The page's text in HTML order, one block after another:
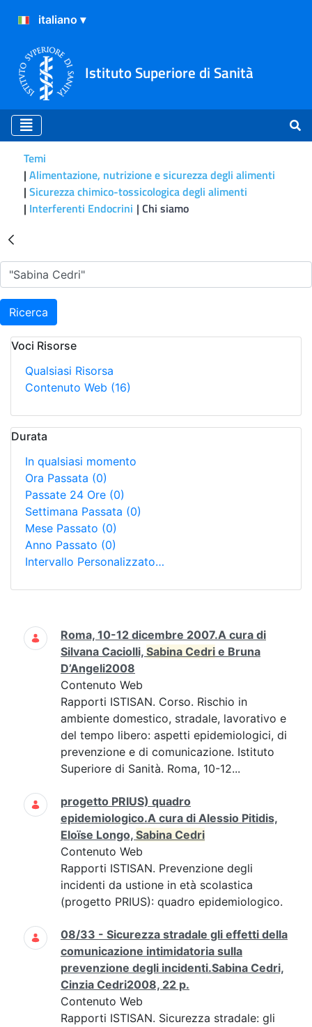
Istituto Superiore di Sanità
Temi
Alimentazione, nutrizione e sicurezza degli alimenti
Sicurezza chimico-tossicologica degli alimenti
Interferenti Endocrini Chi siamo
Risultati della Ricerca -
Ricerca
Voci Risorse
Qualsiasi Risorsa
Contenuto Web (16)
Durata
In qualsiasi momento
Ora Passata (0)
Passate 24 Ore (0)
Settimana Passata (0)
Mese Passato (0)
Anno Passato (0)
Intervallo Personalizzato…
Ricerca
Roma, 10-12 dicembre 2007.A cura di
Silvana Caciolli, Sabina Cedri e Bruna
D’Angeli2008
Contenuto Web
Rapporti ISTISAN. Corso. Rischio in
ambiente domestico, stradale, lavorativo e
del tempo libero: aspetti epidemiologici, di
prevenzione e di comunicazione. Istituto
Superiore di Sanità. Roma, 10-12...
progetto PRIUS) quadro
epidemiologico.A cura di Alessio Pitidis,
Eloïse Longo, Sabina Cedri
Contenuto Web
Rapporti ISTISAN. Prevenzione degli
incidenti da ustione in età scolastica
(progetto PRIUS): quadro epidemiologico.
08/33 - Sicurezza stradale gli effetti della
comunicazione intimidatoria sulla
prevenzione degli incidenti.Sabina Cedri,
Cinzia Cedri2008, 22 p.
Contenuto Web
Rapporti ISTISAN. Sicurezza stradale: gli